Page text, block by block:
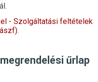
- Szolgáltatási feltételek
űrlap